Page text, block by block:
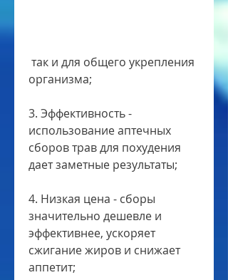
организма;
3. Эффективность -
использование аптечных
сборов трав для похудения
дает заметные результаты;
4. Низкая цена - сборы
значительно дешевле и
эффективнее, ускоряет
сжигание жиров и снижает
аппетит;